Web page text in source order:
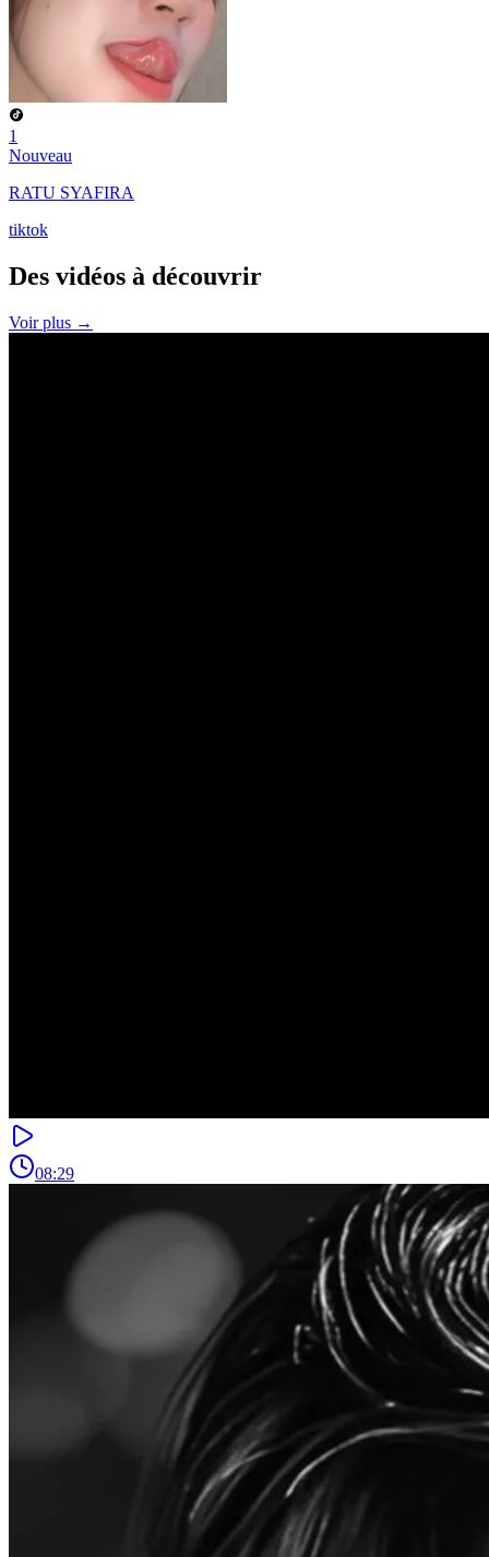
1
Nouveau
RATU SYAFIRA
tiktok
Des vidéos à découvrir
Voir plus →
08:29